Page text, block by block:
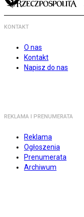
KONTAKT
O nas
Kontakt
Napisz do nas
REKLAMA I PRENUMERATA
Reklama
Ogłoszenia
Prenumerata
Archiwum